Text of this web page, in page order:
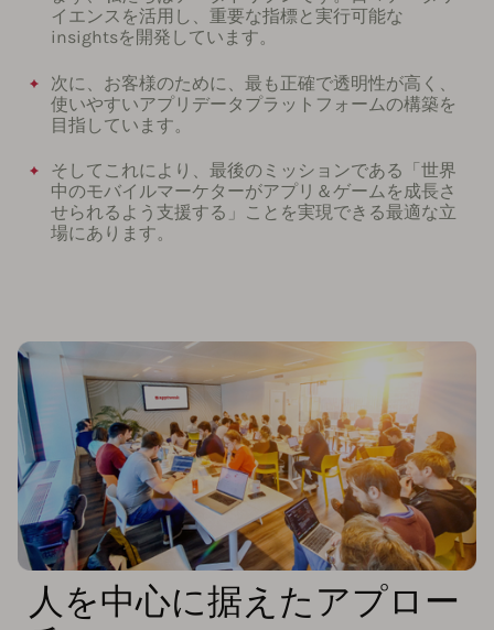
イエンスを活用し、重要な指標と実行可能な
insightsを開発しています。
次に、お客様のために、最も正確で透明性が高く、
使いやすいアプリデータプラットフォームの構築を
目指しています。
そしてこれにより、最後のミッションである「世界
中のモバイルマーケターがアプリ＆ゲームを成長さ
せられるよう支援する」ことを実現できる最適な立
場にあります。
人を中心に据えたアプロー